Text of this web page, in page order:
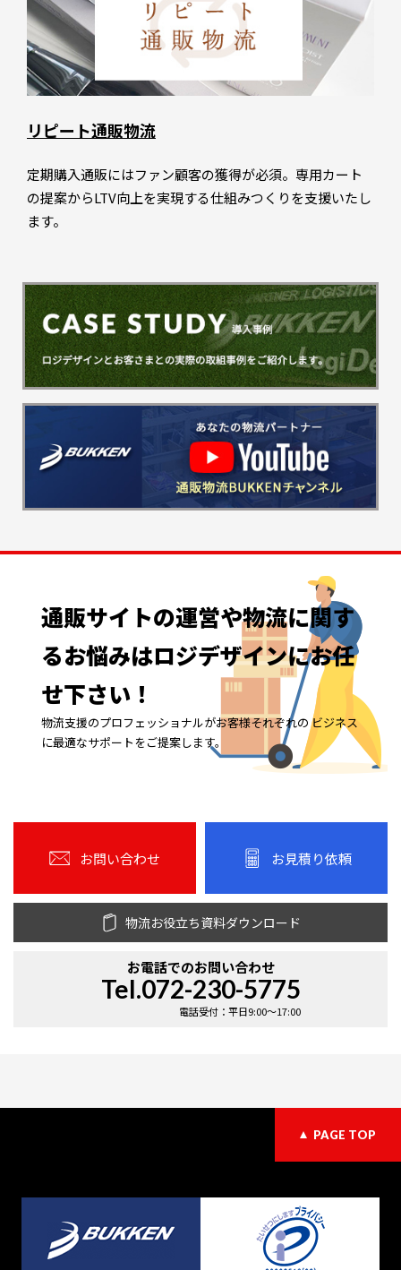
リピート通販物流
定期購入通販にはファン顧客の獲得が必須。専用カート
の提案からLTV向上を実現する仕組みつくりを支援いたし
ます。
通販サイトの運営や物流に関す
るお悩みはロジデザインにお任
せ下さい！
物流支援のプロフェッショナルがお客様それぞれの ビジネス
に最適なサポートをご提案します。
お問い合わせ お見積り依頼
物流お役立ち資料ダウンロード
お電話でのお問い合わせ
Tel.072-230-5775
電話受付：平日9:00〜17:00
PAGE TOP